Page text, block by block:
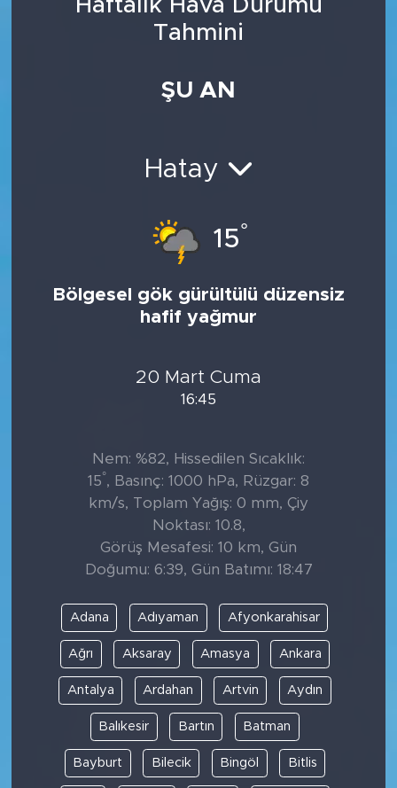
Haftalık Hava Durumu
Tahmini
ŞU AN
Hatay
15°
Bölgesel gök gürültülü düzensiz
hafif yağmur
20 Mart Cuma
16:45
Nem: %82, Hissedilen Sıcaklık:
15°, Basınç: 1000 hPa, Rüzgar: 8
km/s, Toplam Yağış: 0 mm, Çiy
Noktası: 10.8,
Görüş Mesafesi: 10 km, Gün
Doğumu: 6:39, Gün Batımı: 18:47
Adana Adıyaman Afyonkarahisar
Ağrı Aksaray Amasya Ankara
Antalya Ardahan Artvin Aydın
Balıkesir Bartın Batman
Bayburt Bilecik Bingöl Bitlis